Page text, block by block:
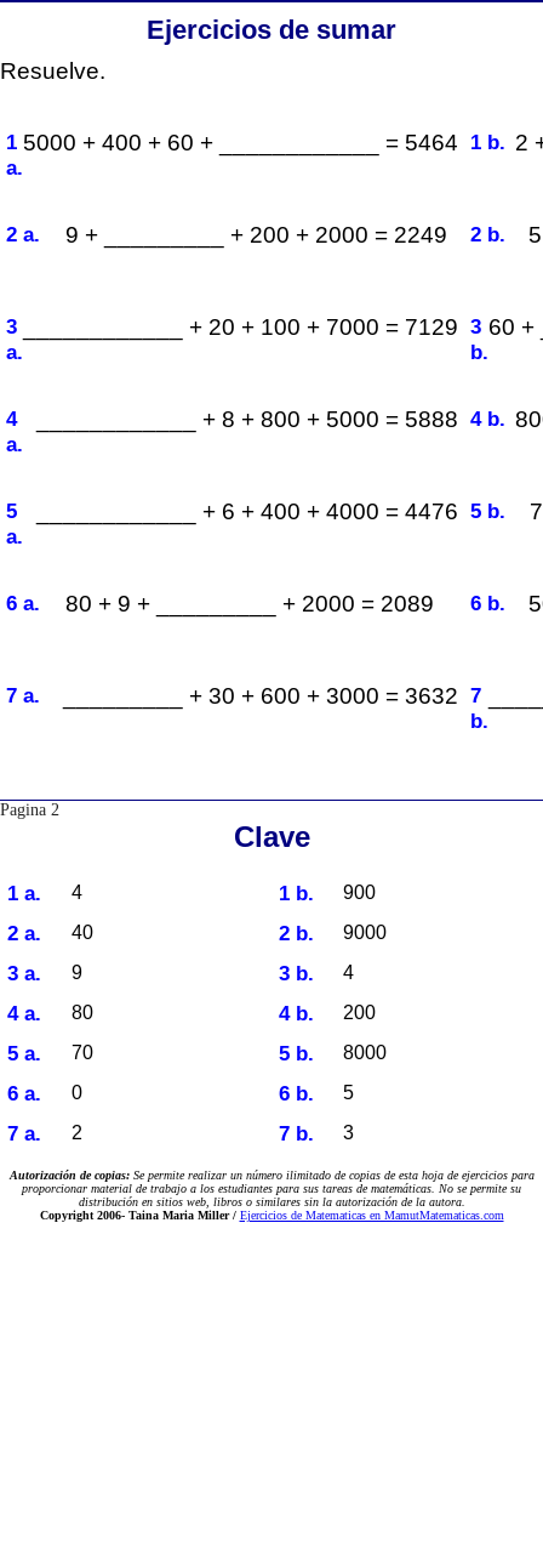
Ejercicios de sumar
Resuelve.
1
a.
5000 + 400 + 60 + ____________ = 5464 1 b. 2
2 a. 9 + _________ + 200 + 2000 = 2249 2 b.
3
a.
____________ + 20 + 100 + 7000 = 7129 3
b.
60 +
4
a.
____________ + 8 + 800 + 5000 = 5888 4 b.
5
a.
____________ + 6 + 400 + 4000 = 4476 5 b.
6 a. 80 + 9 + _________ + 2000 = 2089 6 b.
7 a. _________ + 30 + 600 + 3000 = 3632 7
b.
Pagina 2
Clave
1 a. 4 1 b. 900
2 a. 40 2 b. 9000
3 a. 9 3 b. 4
4 a. 80 4 b. 200
5 a. 70 5 b. 8000
6 a. 0 6 b. 5
7 a. 2 7 b. 3
Autorización de copias: Se permite realizar un número ilimitado de copias de esta hoja de ejercicios para
proporcionar material de trabajo a los estudiantes para sus tareas de matemáticas. No se permite su
distribución en sitios web, libros o similares sin la autorización de la autora.
Copyright 2006-Taina Maria Miller / Ejercicios de Matematicas en MamutMatematicas.com